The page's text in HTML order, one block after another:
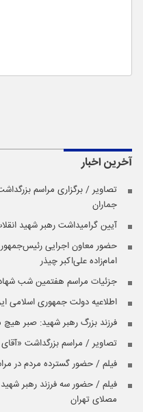
آخرین اخبار
تصاویر / برگزاری مراسم
جماران
آیین گرامیداشت رهبر شهید
حضور معاون اجرایی
امام‌زاده علی‌اکبر چیذر
جزئیات مراسم هفتمین شب
اطلاعیه دولت جمهوری اسلامی
فرزند بزرگ رهبر شهید: صبر هیچ
تصاویر / مراسم بزرگداشت
فیلم / حضور گسترده مردم در
فیلم / حضور سه فرزند رهبر
مصلای تهران